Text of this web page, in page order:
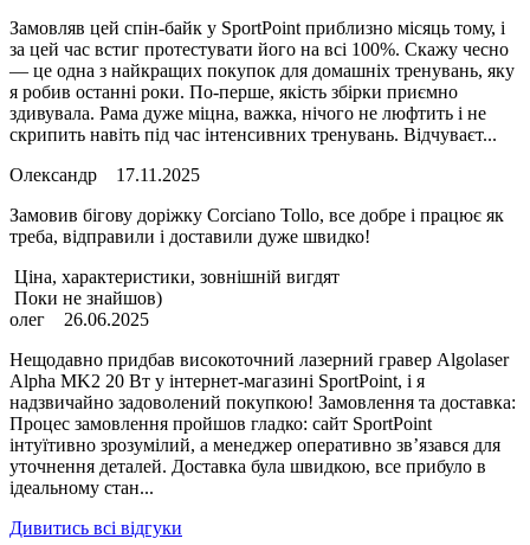
Замовляв цей спін-байк у SportPoint приблизно місяць тому, і
за цей час встиг протестувати його на всі 100%. Скажу чесно
— це одна з найкращих покупок для домашніх тренувань, яку
я робив останні роки. По-перше, якість збірки приємно
здивувала. Рама дуже міцна, важка, нічого не люфтить і не
скрипить навіть під час інтенсивних тренувань. Відчуваєт...
Олександр
17.11.2025
Замовив бігову доріжку Corciano Tollo, все добре і працює як
треба, відправили і доставили дуже швидко!
Ціна, характеристики, зовнішній вигдят
Поки не знайшов)
олег
26.06.2025
Нещодавно придбав високоточний лазерний гравер Algolaser
Alpha MK2 20 Вт у інтернет-магазині SportPoint, і я
надзвичайно задоволений покупкою! Замовлення та доставка:
Процес замовлення пройшов гладко: сайт SportPoint
інтуїтивно зрозумілий, а менеджер оперативно зв’язався для
уточнення деталей. Доставка була швидкою, все прибуло в
ідеальному стан...
Дивитись всі відгуки